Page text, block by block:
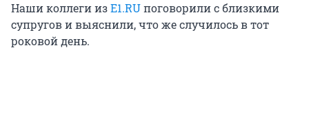
Наши коллеги изE1.RUпоговорили с близкими
супругов и выяснили, что же случилось в тот
роковой день.